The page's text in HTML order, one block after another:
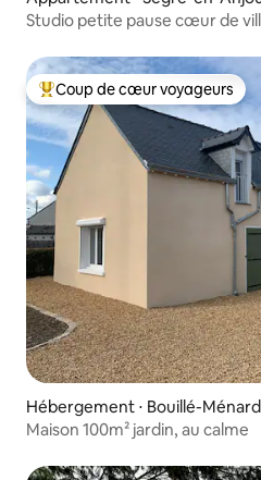
Studio petite pause cœur de
Coups de cœur voyageurs les
Coup de cœur voyageurs
Hébergement ⋅ Bouillé-Ménard
Maison 100m² jardin, au calme